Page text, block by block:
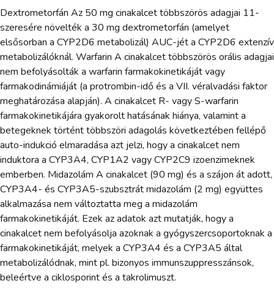
Dextrometorfán Az 50 mg cinakalcet többszörös adagjai 11-
szeresére növelték a 30 mg dextrometorfán (amelyet
elsősorban a CYP2D6 metabolizál) AUC-jét a CYP2D6 extenzív
metabolizálóknál. Warfarin A cinakalcet többszörös orális adagjai
nem befolyásolták a warfarin farmakokinetikáját vagy
farmakodinámiáját (a protrombin-idő és a VII. véralvadási faktor
meghatározása alapján). A cinakalcet R- vagy S-warfarin
farmakokinetikájára gyakorolt hatásának hiánya, valamint a
betegeknek történt többszöri adagolás következtében fellépő
auto-indukció elmaradása azt jelzi, hogy a cinakalcet nem
induktora a CYP3A4, CYP1A2 vagy CYP2C9 izoenzimeknek
emberben. Midazolám A cinakalcet (90 mg) és a szájon át adott,
CYP3A4- és CYP3A5-szubsztrát midazolám (2 mg) együttes
alkalmazása nem változtatta meg a midazolám
farmakokinetikáját. Ezek az adatok azt mutatják, hogy a
cinakalcet nem befolyásolja azoknak a gyógyszercsoportoknak a
farmakokinetikáját, melyek a CYP3A4 és a CYP3A5 által
metabolizálódnak, mint pl. bizonyos immunszuppresszánsok,
beleértve a ciklosporint és a takrolimuszt.